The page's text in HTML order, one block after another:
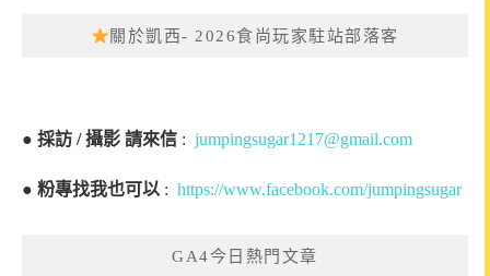
關於凱西- 2026食尚玩家駐站部落客
● 採訪 / 攝影 請來信 : jumpingsugar1217@gmail.com
● 粉專找我也可以 : https://www.facebook.com/jumpingsugar
GA4今日熱門文章